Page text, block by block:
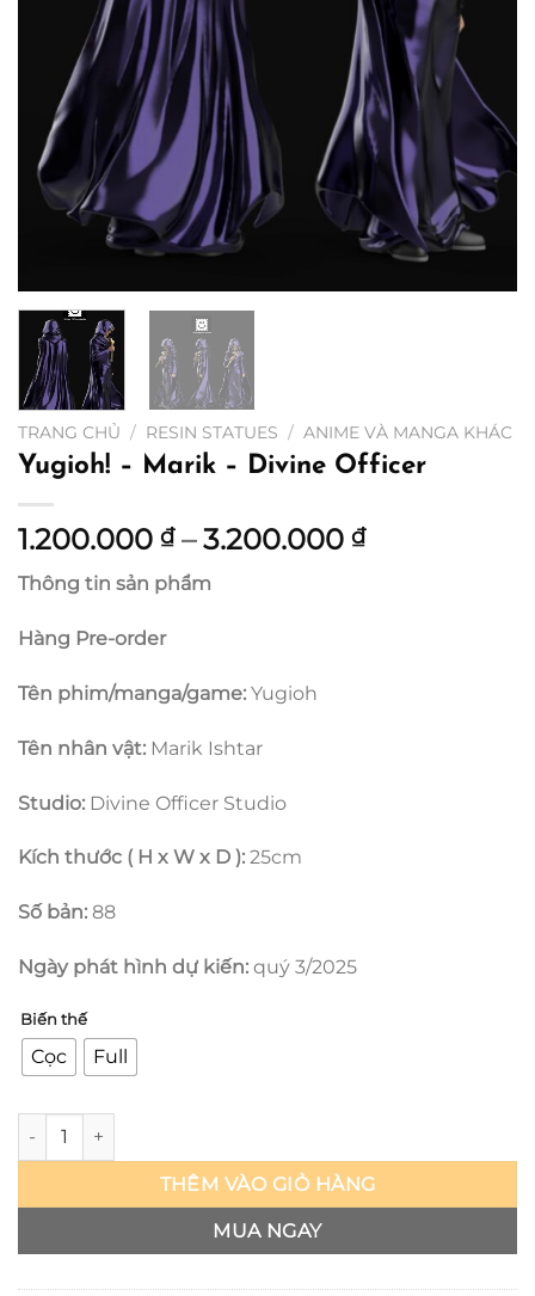
TRANG CHỦ / RESIN STATUES / ANIME VÀ MANGA KHÁC
Yugioh! – Marik – Divine Officer
1.200.000 ₫ – 3.200.000 ₫Khoảng
Thông tin sản phẩm
Hàng Pre-order
Tên phim/manga/game: Yugioh
Tên nhân vật: Marik Ishtar
Studio: Divine Officer Studio
Kích thước ( H x W x D ): 25cm
Số bản: 88
Ngày phát hình dự kiến: quý 3/2025
Biến thế
Cọc Full
Yugioh! - Marik - Divine Officer số lượng
THÊM VÀO GIỎ HÀNG
MUA NGAY